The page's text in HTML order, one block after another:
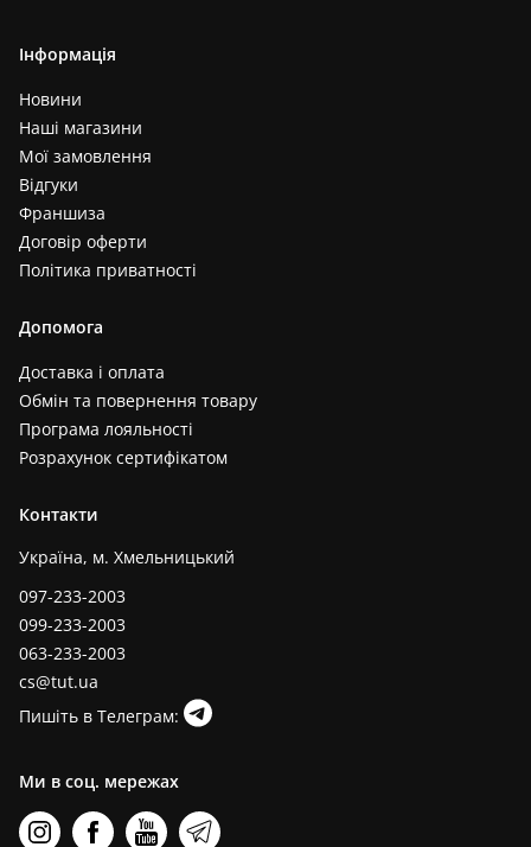
Інформація
Новини
Наші магазини
Мої замовлення
Відгуки
Франшиза
Договір оферти
Політика приватності
Допомога
Доставка і оплата
Обмін та повернення товару
Програма лояльності
Розрахунок сертифікатом
Контакти
Україна, м. Хмельницький
097-233-2003
099-233-2003
063-233-2003
cs@tut.ua
Пишіть в Телеграм:
Ми в соц. мережах